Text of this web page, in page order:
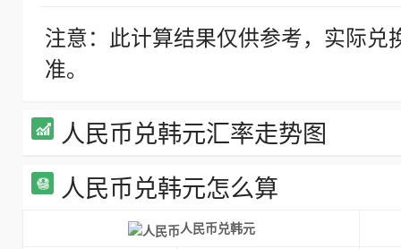
注意：此计算结果仅供参考，实际
准。
人民币兑韩元汇率走势图
人民币兑韩元怎么算
人民币兑韩元